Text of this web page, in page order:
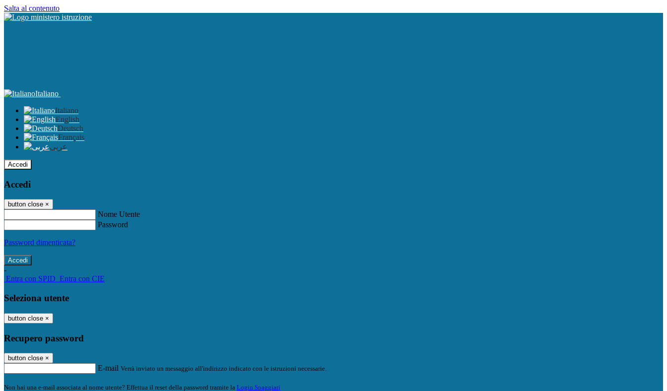
Salta al contenuto
Italiano
Italiano
English
Deutsch
Français
عربى
Accedi
Accedi
button close ×
Nome Utente
Password
Password dimenticata?
-
Entra con SPID Entra con CIE
Seleziona utente
button close ×
Recupero password
button close ×
E-mail Verrà inviato un messaggio all'indirizzo indicato con le istruzioni necessarie.
Non hai una e-mail associata al nome utente? Effettua il reset della password tramite la Login Spaggiari